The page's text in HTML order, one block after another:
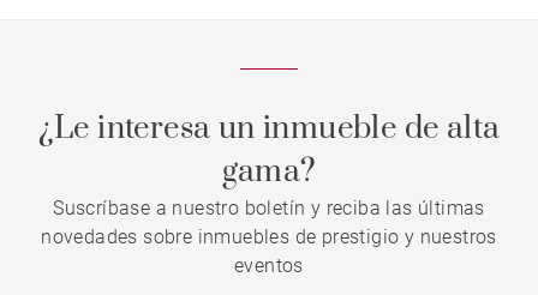
¿Le interesa un inmueble de alta
gama?
Suscríbase a nuestro boletín y reciba las últimas
novedades sobre inmuebles de prestigio y nuestros
eventos